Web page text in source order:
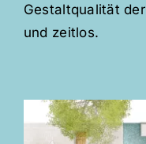
Gestaltqualität
und zeitlos.